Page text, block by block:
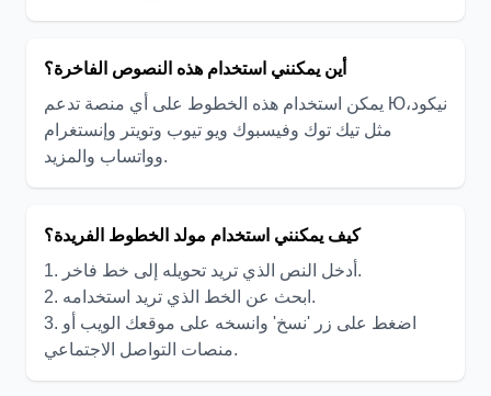
أين يمكنني استخدام هذه النصوص الفاخرة؟
يمكن استخدام هذه الخطوط على أي منصة تدعم Юنيكود،
مثل تيك توك وفيسبوك ويو تيوب وتويتر وإنستغرام
وواتساب والمزيد.
كيف يمكنني استخدام مولد الخطوط الفريدة؟
1. أدخل النص الذي تريد تحويله إلى خط فاخر.
2. ابحث عن الخط الذي تريد استخدامه.
3. اضغط على زر 'نسخ' وانسخه على موقعك الويب أو
منصات التواصل الاجتماعي.